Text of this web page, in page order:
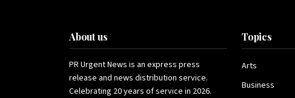
About us
PR Urgent News is an express press
release and news distribution service.
Celebrating 20 years of service in 2026.
Topics
Arts
Business